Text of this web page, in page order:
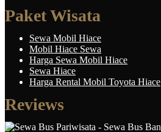
Paket Wisata
Sewa Mobil Hiace
Mobil Hiace Sewa
Harga Sewa Mobil Hiace
Sewa Hiace
Harga Rental Mobil Toyota Hiace
Reviews